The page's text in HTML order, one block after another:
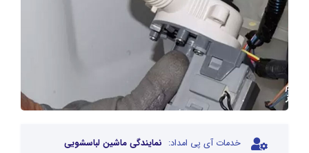
خدمات آی پی امداد: نمایندگی ماشین لباسشویی